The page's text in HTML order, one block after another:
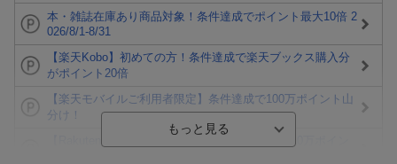
本・雑誌在庫あり商品対象！条件達成でポイント最大10倍 2
026/8/1-8/31
【楽天Kobo】初めての方！条件達成で楽天ブックス購入分
がポイント20倍
【楽天モバイルご利用者限定】条件達成で100万ポイント山
分け！